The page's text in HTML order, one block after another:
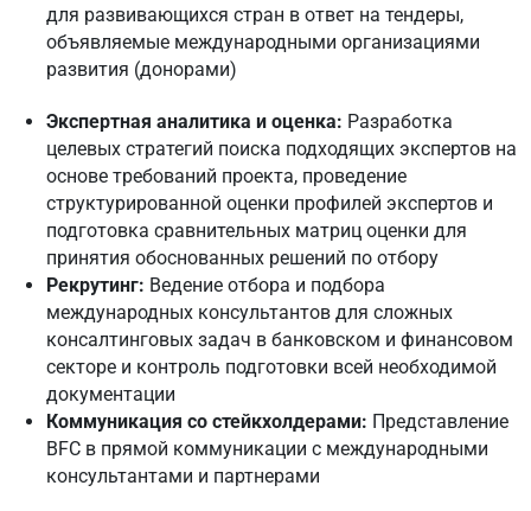
для развивающихся стран в ответ на тендеры,
объявляемые международными организациями
развития (донорами)
Экспертная аналитика и оценка: Разработка
целевых стратегий поиска подходящих экспертов на
основе требований проекта, проведение
структурированной оценки профилей экспертов и
подготовка сравнительных матриц оценки для
принятия обоснованных решений по отбору
Рекрутинг: Ведение отбора и подбора
международных консультантов для сложных
консалтинговых задач в банковском и финансовом
секторе и контроль подготовки всей необходимой
документации
Коммуникация со стейкхолдерами: Представление
BFC в прямой коммуникации с международными
консультантами и партнерами